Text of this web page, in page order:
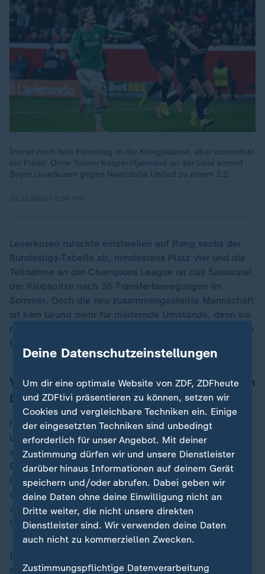
Immer noch kein Heimsieg in der Königsklasse, aber zumindest
ein Punkt: Ohne Trainer Kasper Hjulmand an der Linie kommt
Bayer Leverkusen gegen Newcastle United zu einem 2:2.
Leverkusen rutschte einstweilen auf Rang sechs der
Bundesliga-Tabelle ab, mindestens Platz vier und die
Teilnahme an der Champions League ist das Saisonziel
der Klubspitze nach 36 Transferbewegungen im
Sommer. Doch die neu zusammengestellte Mannschaft
ist kein Grund mehr für mildernde Umstände, denn sie
hat ja unter Hjulmand mehrfach bewiesen, dass sie ein
Erfolgsteam sein kann.
Verletzungen und Afrika‑Cup schwächen
Leverkusens Kader
Hinzu kamen Verletzungen von Schlüsselspielern wie
Lucas Vazquez, Exequiel Palacios und immer mal
wieder Patrik Schick. Wohingegen gesetzte Spieler wie
Edmond Tapsoba, Ibrahim Maza und Christian Kofane
Ende 2026 von ihren Nationalteams zum Afrika-Cup
delegiert wurden. Tapsoba kehrte verletzt zurück, hat
aber am Dienstag erstmals wieder mit der Mannschaft
trainiert und soll am Mittwoch im Bayer-Kader stehen.
Insgesamt lässt sich Hjulmand nicht auf eine
Krisendiskussion ein. Sein Credo lautet: "Wir haben
Deine Datenschutzeinstellungen
Um dir eine optimale Website von ZDF, ZDFheute
und ZDFtivi präsentieren zu können, setzen wir
Cookies und vergleichbare Techniken ein. Einige
der eingesetzten Techniken sind unbedingt
erforderlich für unser Angebot. Mit deiner
Zustimmung dürfen wir und unsere Dienstleister
darüber hinaus Informationen auf deinem Gerät
speichern und/oder abrufen. Dabei geben wir
deine Daten ohne deine Einwilligung nicht an
Dritte weiter, die nicht unsere direkten
Dienstleister sind. Wir verwenden deine Daten
auch nicht zu kommerziellen Zwecken.
Zustimmungspflichtige Datenverarbeitung